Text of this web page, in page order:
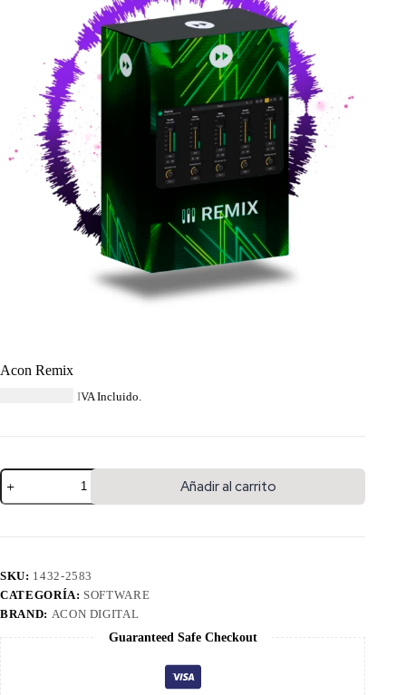
Acon Remix
IVA Incluido.
Añadir al carrito
SKU: 1432-2583
CATEGORÍA: SOFTWARE
BRAND: ACON DIGITAL
Guaranteed Safe Checkout